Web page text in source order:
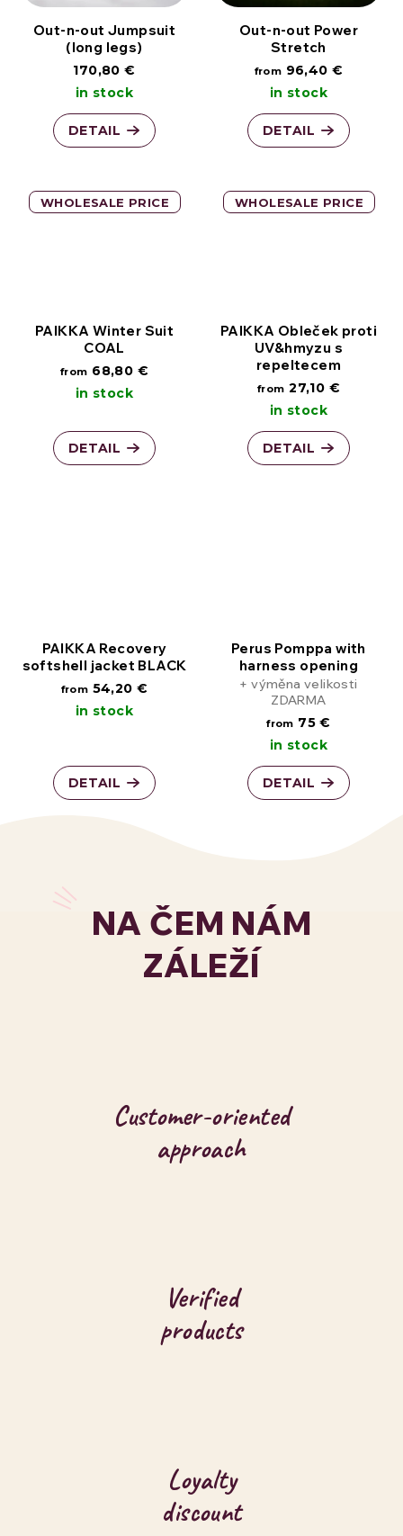
NA ČEM NÁM
ZÁLEŽÍ
Customer-oriented
approach
Verified
products
Loyalty
discount
Out-n-out Jumpsuit
(long legs)
170,80 €
in stock
DETAIL
Out-n-out Power
Stretch
from 96,40 €
in stock
DETAIL
WHOLESALE PRICE
PAIKKA Winter Suit
COAL
from 68,80 €
in stock
DETAIL
WHOLESALE PRICE
PAIKKA Obleček proti
UV&hmyzu s
repeltecem
from 27,10 €
in stock
DETAIL
PAIKKA Recovery
softshell jacket BLACK
from 54,20 €
in stock
DETAIL
Perus Pomppa with
harness opening
+ výměna velikosti
ZDARMA
from 75 €
in stock
DETAIL